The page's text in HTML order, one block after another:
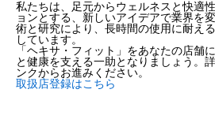
私たちは、足元からウェルネスと快適
ョンとする、 新しいアイデアで業界を
術と研究により、長時間の使用に耐え
しています。
「ヘキサ・フィット」をあなたの店舗
と健康を支える一助となりましょう。
ンクからお進みください。
取扱店登録はこちら